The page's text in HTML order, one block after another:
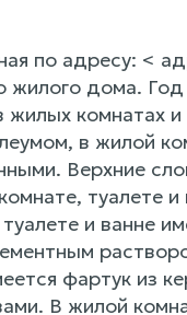
по адресу: <
жилого дома.
жилых комнатах
в жилой
Верхние
туалете и
и ванне
фартук из
В жилой